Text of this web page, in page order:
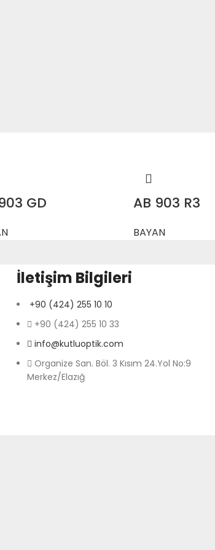
GD AB 903 R3
BAYAN
İletişim Bilgileri
+90 (424) 255 10 10
+90 (424) 255 10 33
info@kutluoptik.com
Organize San. Böl. 3 Kısım 24.Yol No:9
Merkez/Elazığ